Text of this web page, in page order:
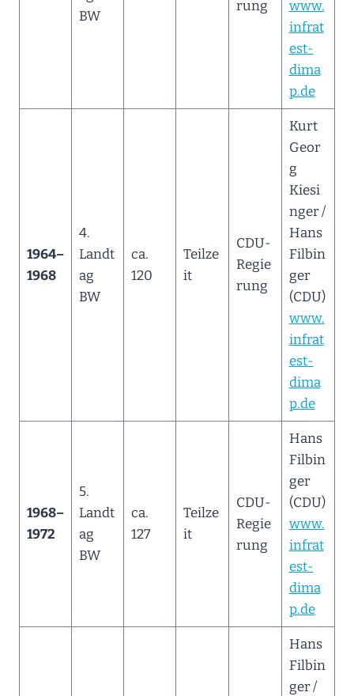
BW
rung
www.
infrat
est-
dima
p.de
1964–
1968
4.
Landt
ag
BW
ca.
120
Teilze
it
CDU-
Regie
rung
Kurt
Geor
g
Kiesi
nger /
Hans
Filbin
ger
(CDU)
www.
infrat
est-
dima
p.de
1968–
1972
5.
Landt
ag
BW
ca.
127
Teilze
it
CDU-
Regie
rung
Hans
Filbin
ger
(CDU)
www.
infrat
est-
dima
p.de
Hans
Filbin
ger /